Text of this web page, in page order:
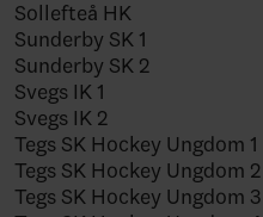
Sollefteå HK
Sunderby SK 1
Sunderby SK 2
Svegs IK 1
Svegs IK 2
Tegs SK Hockey Ungdom 1
Tegs SK Hockey Ungdom 2
Tegs SK Hockey Ungdom 3